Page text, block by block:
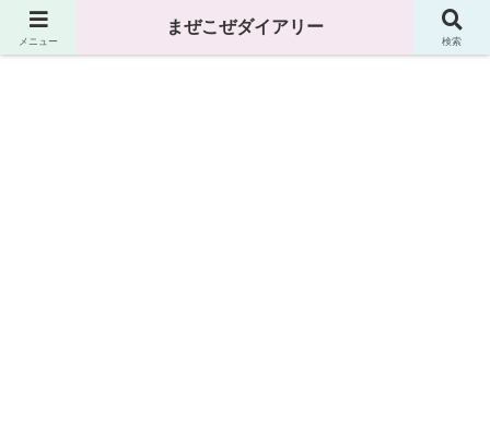
まぜこぜダイアリー
メニュー
まぜこぜダイアリー
検索